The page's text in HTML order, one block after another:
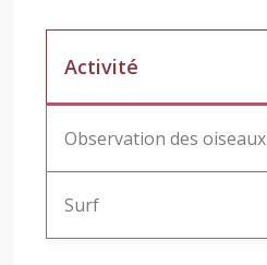
Activité
Observation des oiseaux
Surf